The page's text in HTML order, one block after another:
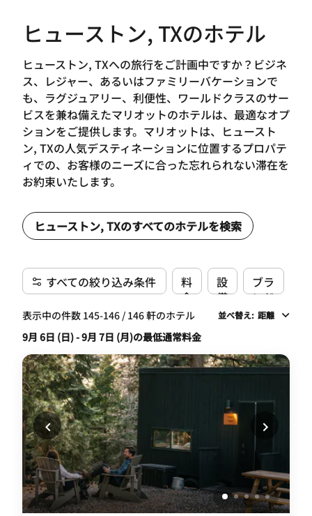
ヒューストン, TXのホテル
ヒューストン, TXへの旅行をご計画中ですか？ビジネ
ス、レジャー、あるいはファミリーバケーションで
も、ラグジュアリー、利便性、ワールドクラスのサー
ビスを兼ね備えたマリオットのホテルは、最適なオプ
ションをご提供します。マリオットは、ヒュースト
ン, TXの人気デスティネーションに位置するプロパテ
ィでの、お客様のニーズに合った忘れられない滞在を
お約束いたします。
ヒューストン, TXのすべてのホテルを検索
すべての絞り込み条件
料
金
設
備
ブラ
ンド
表示中の件数 145-146 / 146 軒のホテル 並べ替え: 距離
9月 6日 (日) - 9月 7日 (月)の最低通常料金